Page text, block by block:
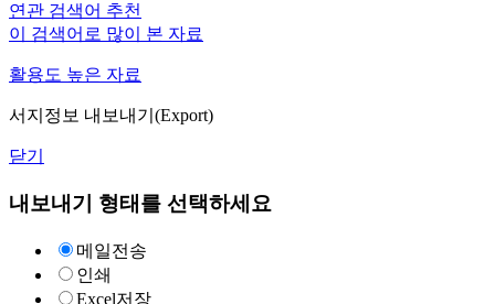
연관 검색어 추천
이 검색어로 많이 본 자료
활용도 높은 자료
서지정보 내보내기(Export)
닫기
내보내기 형태를 선택하세요
메일전송
인쇄
Excel저장